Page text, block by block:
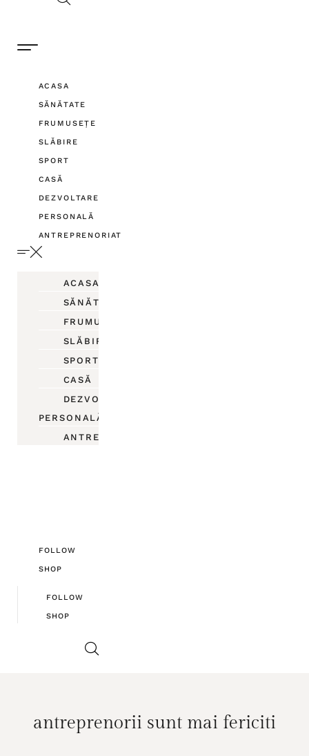
ACASA
SĂNĂTATE
FRUMUSEȚE
SLĂBIRE
SPORT
CASĂ
DEZVOLTARE
PERSONALĂ
ANTREPRENORIAT
ACASA
SĂNĂTATE
FRUMUSEȚE
SLĂBIRE
SPORT
CASĂ
DEZVOLTARE
PERSONALĂ
ANTREPRENORIAT
FOLLOW
SHOP
FOLLOW
SHOP
antreprenorii sunt mai fericiti